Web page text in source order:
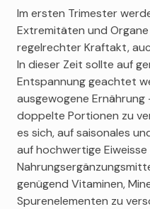
Im ersten Trimester
Extremitäten und
regelrechter Kraftakt,
In dieser Zeit sollte auf
Entspannung geachtet
ausgewogene
doppelte Portionen zu
es sich, auf saisonales
auf hochwertige
genügend Vitaminen,
Spurenelementen zu